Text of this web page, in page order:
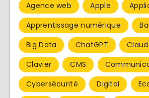
Agence web Apple
Apprentissage numérique
Big Data
ChatGPT
Clavier
CMS
Cybersécurité
Digital